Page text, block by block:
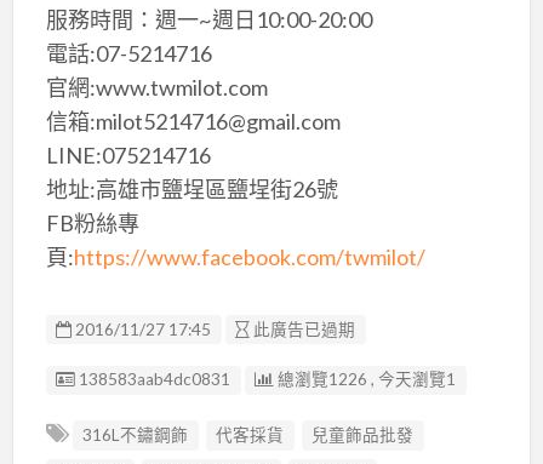
服務時間：週一~週日10:00-20:00
電話:07-5214716
官網:www.twmilot.com
信箱:milot5214716@gmail.com
LINE:075214716
地址:高雄市鹽埕區鹽埕街26號
FB粉絲專
頁:https://www.facebook.com/twmilot/
2016/11/27 17:45 此廣告已過期
廣告编號
138583aab4dc0831 總瀏覽1226 , 今天瀏覽1
316L不鏽鋼飾 代客採貨
兒童飾品批發